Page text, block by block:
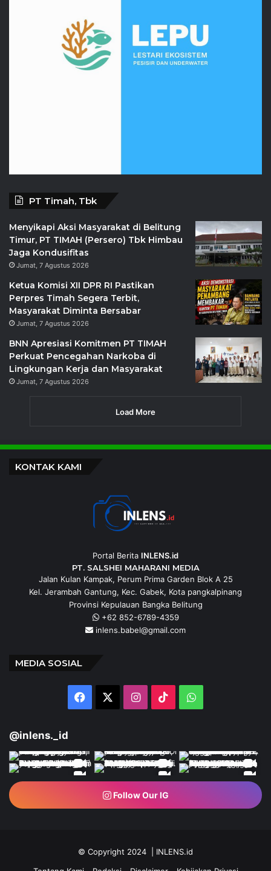
PT Timah, Tbk
Menyikapi Aksi Masyarakat di Belitung
Timur, PT TIMAH (Persero) Tbk Himbau
Jaga Kondusifitas
Jumat, 7 Agustus 2026
Ketua Komisi XII DPR RI Pastikan
Perpres Timah Segera Terbit,
Masyarakat Diminta Bersabar
Jumat, 7 Agustus 2026
BNN Apresiasi Komitmen PT TIMAH
Perkuat Pencegahan Narkoba di
Lingkungan Kerja dan Masyarakat
Jumat, 7 Agustus 2026
Load More
KONTAK KAMI
Portal Berita INLENS.id
PT. SALSHEI MAHARANI MEDIA
Jalan Kulan Kampak, Perum Prima Garden Blok A 25
Kel. Jerambah Gantung, Kec. Gabek, Kota pangkalpinang
Provinsi Kepulauan Bangka Belitung
+62 852-6789-4359
inlens.babel@gmail.com
MEDIA SOSIAL
Facebook Instagram
TikTokWhatsApp
@inlens._id
Follow Our IG
© Copyright 2024 | INLENS.id